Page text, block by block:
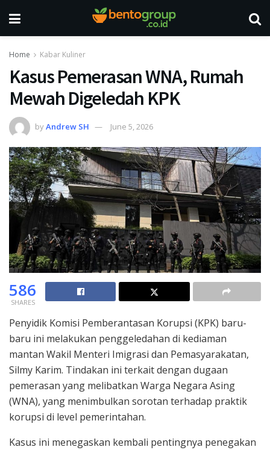
Home Kabar Kuliner
Kasus Pemerasan WNA, Rumah
Mewah Digeledah KPK
byAndrew SH June 5, 2026
586
SHARES
Penyidik Komisi Pemberantasan Korupsi (KPK) baru-
baru ini melakukan penggeledahan di kediaman
mantan Wakil Menteri Imigrasi dan Pemasyarakatan,
Silmy Karim. Tindakan ini terkait dengan dugaan
pemerasan yang melibatkan Warga Negara Asing
(WNA), yang menimbulkan sorotan terhadap praktik
korupsi di level pemerintahan.
Kasus ini menegaskan kembali pentingnya penegakan